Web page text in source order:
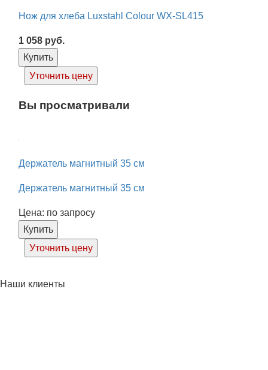
Нож для хлеба Luxstahl Colour WX-SL415
1 058 руб.
Купить
Уточнить цену
Вы просматривали
Держатель магнитный 35 см
Держатель магнитный 35 см
Цена: по запросу
Купить
Уточнить цену
Наши клиенты